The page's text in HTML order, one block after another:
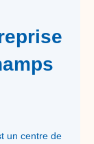
un centre de